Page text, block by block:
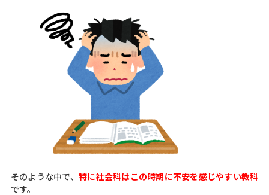
そのような中で、 特に社会科はこの時期に不安を感じやすい教科
です。